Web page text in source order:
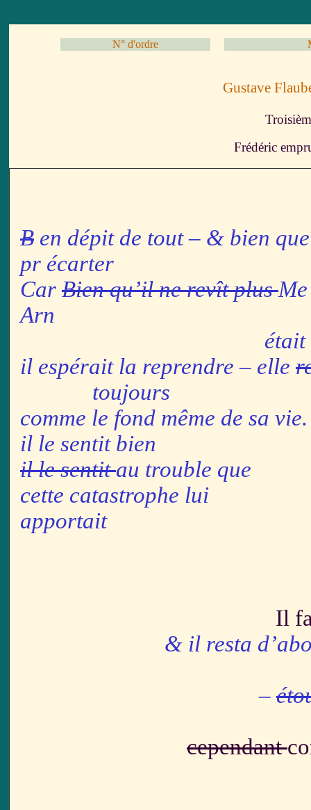
N° d'ordre
Gustave
Frédéric
B en dépit de tout – & bien
pr écarter
Car Bien qu’il ne revît plusMe
Arn sa
était
il espérait la reprendre – elle
toujours
comme le fond même de sa vie.
il le sentit bien
il le sentitau trouble que
cette catastrophe lui
apportait
Il fallait
& il resta
–
cependant